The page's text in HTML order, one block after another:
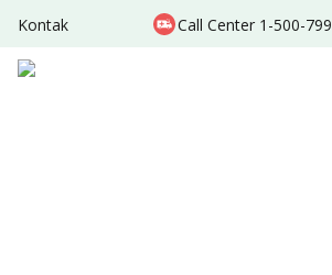
Kontak Call Center 1-500-799
Location & Schedule